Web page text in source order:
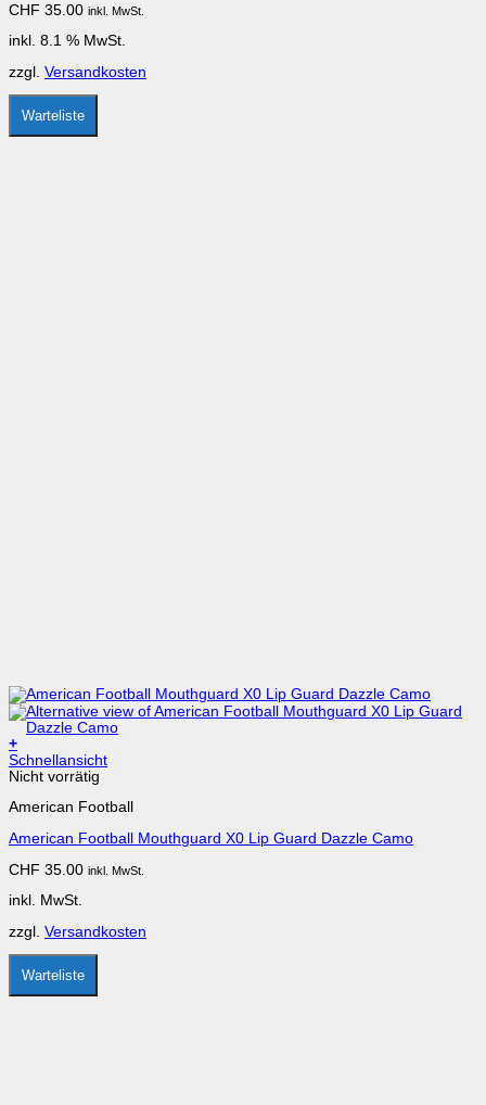
CHF 35.00 inkl. MwSt.
inkl. 8.1 % MwSt.
zzgl. Versandkosten
Warteliste
+
Dieses
Produkt
mehrere
auf.
Optionen
auf
Produktseite
gewählt
werden
Schnellansicht
Nicht vorrätig
American Football
American Football Mouthguard X0 Lip Guard Dazzle Camo
CHF 35.00 inkl. MwSt.
inkl. MwSt.
zzgl. Versandkosten
Warteliste